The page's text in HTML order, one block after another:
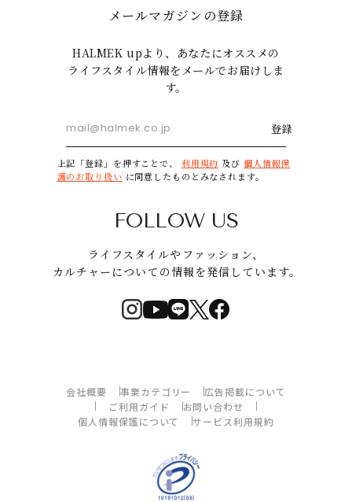
メールマガジンの登録
HALMEK upより、あなたにオススメの
ライフスタイル情報をメールでお届けしま
す。
登録
上記「登録」を押すことで、 利用規約 及び 個人情報保
護のお取り扱い に同意したものとみなされます。
FOLLOW US
ライフスタイルやファッション、
カルチャーについての情報を発信しています。
会社概要 事業カテゴリー
広告掲載について
ご利用ガイド
お問い合わせ
個人情報保護について
サービス利用規約